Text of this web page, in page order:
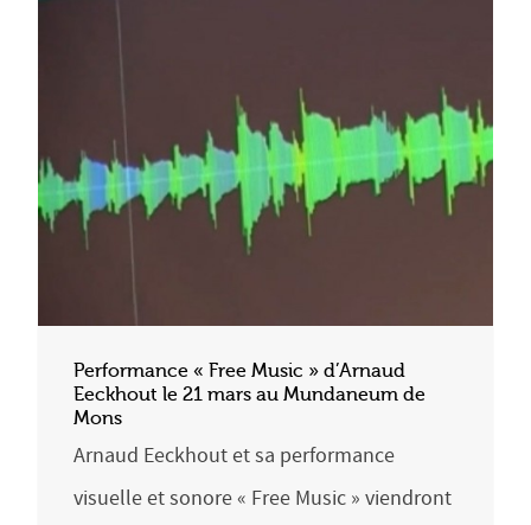
Performance « Free Music » d’Arnaud
Eeckhout le 21 mars au Mundaneum de
Mons
Arnaud Eeckhout et sa performance
visuelle et sonore « Free Music » viendront